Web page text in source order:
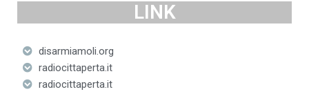
LINK
disarmiamoli.org
radiocittaperta.it
radiocittaperta.it